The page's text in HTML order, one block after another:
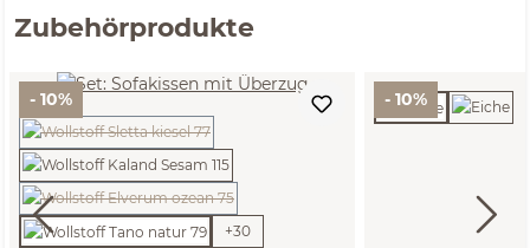
Zubehörprodukte
- 10%
+30
- 10%